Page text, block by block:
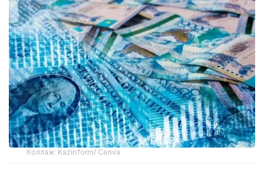
Коллаж: Kazinform/ Canva